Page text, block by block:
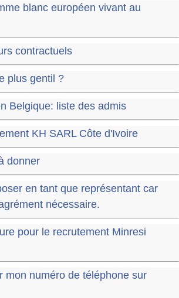
blanc européen vivant au
contractuels
plus gentil ?
Belgique: liste des admis
KH SARL Côte d'Ivoire
donner
en tant que représentant car
nécessaire.
pour le recrutement Minresi
mon numéro de téléphone sur